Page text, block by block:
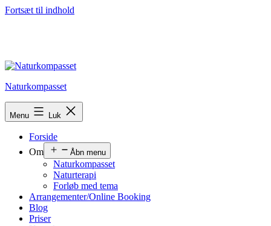
Fortsæt til indhold
Naturkompasset
Menu Luk
Forside
Om
Åbn menu
Naturkompasset
Naturterapi
Forløb med tema
Arrangementer/Online Booking
Blog
Priser